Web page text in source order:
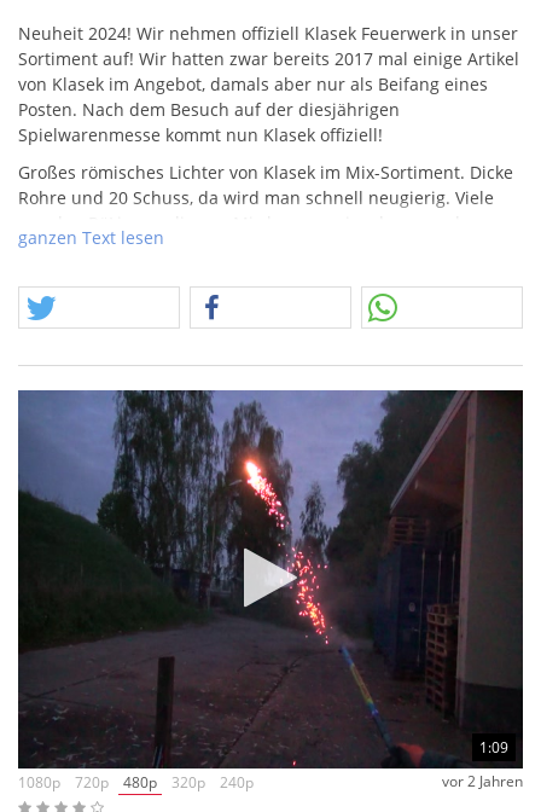
Neuheit 2024! Wir nehmen offiziell Klasek Feuerwerk in unser
Sortiment auf! Wir hatten zwar bereits 2017 mal einige Artikel
von Klasek im Angebot, damals aber nur als Beifang eines
Posten. Nach dem Besuch auf der diesjährigen
Spielwarenmesse kommt nun Klasek offiziell!
Großes römisches Lichter von Klasek im Mix-Sortiment. Dicke
Rohre und 20 Schuss, da wird man schnell neugierig. Viele
Einzelbetrachtung. Hier nun eine ansprechende Abpackung.
bei den Einzelangeboten.
Achtung, das Bild zeigt zwei 6er Packungen, der
Angebotsumfang schließt aber nur eine 6er Packung ein.
ganzen Text lesen
1:09
1080p
720p 480p 320p 240p vor 2 Jahren